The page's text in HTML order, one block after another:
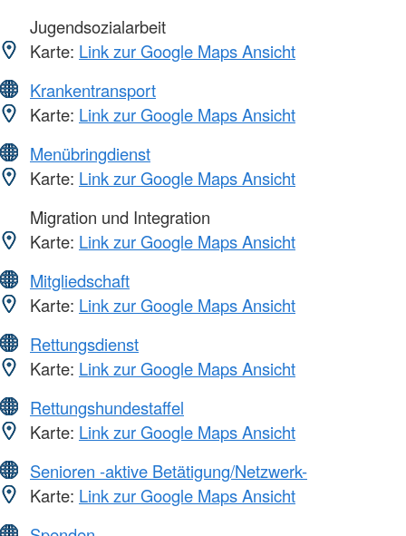
Jugendsozialarbeit
Karte: Link zur Google Maps Ansicht
Krankentransport
Karte: Link zur Google Maps Ansicht
Menübringdienst
Karte: Link zur Google Maps Ansicht
Migration und Integration
Karte: Link zur Google Maps Ansicht
Mitgliedschaft
Karte: Link zur Google Maps Ansicht
Rettungsdienst
Karte: Link zur Google Maps Ansicht
Rettungshundestaffel
Karte: Link zur Google Maps Ansicht
Senioren -aktive Betätigung/Netzwerk-
Karte: Link zur Google Maps Ansicht